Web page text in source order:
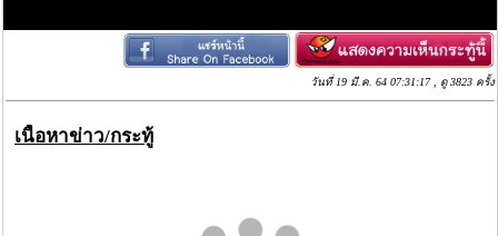
วันที่ 19 มี.ค. 64 07:31:17 , ดู 3823 ครั้ง
เนื้อหาข่าว/กระทู้